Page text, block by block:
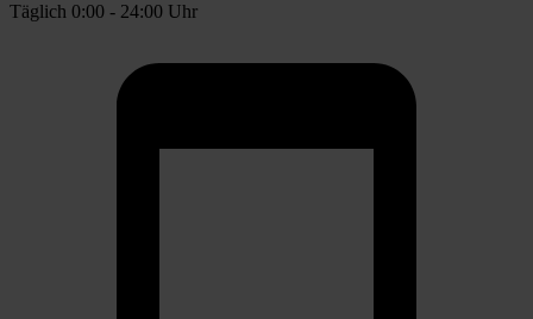
Täglich 0:00 - 24:00 Uhr